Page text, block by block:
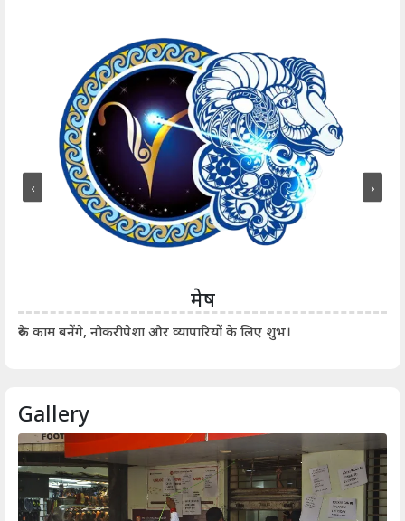
मेष
रुके काम बनेंगे, नौकरीपेशा और व्यापारियों के लिए शुभ।
‹ ›
Gallery